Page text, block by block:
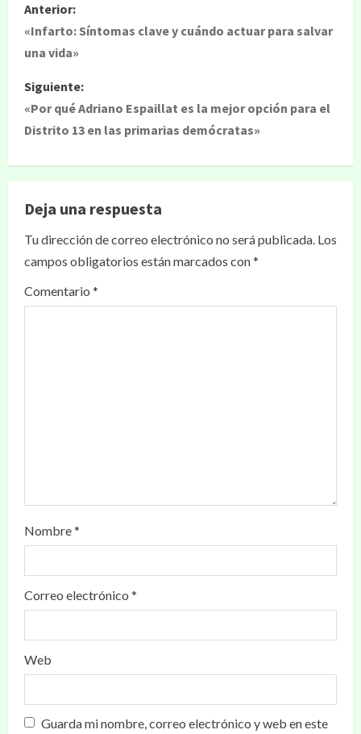
Anterior:
«Infarto: Síntomas clave y cuándo actuar para salvar
una vida»
Siguiente:
«Por qué Adriano Espaillat es la mejor opción para el
Distrito 13 en las primarias demócratas»
Deja una respuesta
Tu dirección de correo electrónico no será publicada. Los
campos obligatorios están marcados con*
Comentario *
Nombre*
Correo electrónico *
Web
Guarda mi nombre, correo electrónico y web en este